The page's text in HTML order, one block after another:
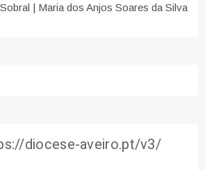
| Maria dos Anjos Soares da Silva
diocese-aveiro.pt/v3/